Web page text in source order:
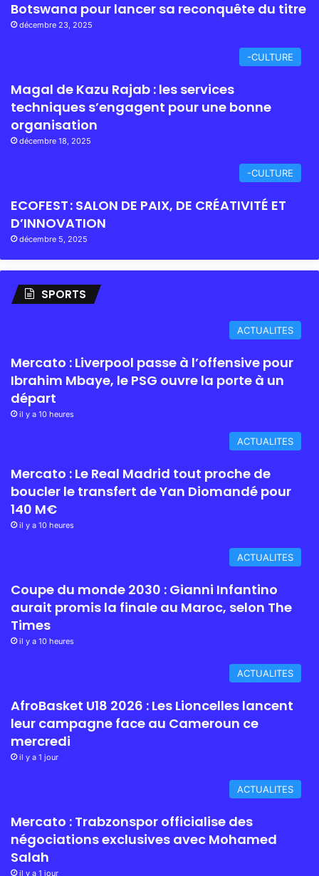
Botswana pour lancer sa reconquête du titre
décembre 23, 2025
-CULTURE
Magal de Kazu Rajab : les services
techniques s’engagent pour une bonne
organisation
décembre 18, 2025
-CULTURE
ECOFEST : SALON DE PAIX, DE CRÉATIVITÉ ET
D’INNOVATION
décembre 5, 2025
SPORTS
ACTUALITES
Mercato : Liverpool passe à l’offensive pour
Ibrahim Mbaye, le PSG ouvre la porte à un
départ
il y a 10 heures
ACTUALITES
Mercato : Le Real Madrid tout proche de
boucler le transfert de Yan Diomandé pour
140 M€
il y a 10 heures
ACTUALITES
Coupe du monde 2030 : Gianni Infantino
aurait promis la finale au Maroc, selon The
Times
il y a 10 heures
ACTUALITES
AfroBasket U18 2026 : Les Lioncelles lancent
leur campagne face au Cameroun ce
mercredi
il y a 1 jour
ACTUALITES
Mercato : Trabzonspor officialise des
négociations exclusives avec Mohamed
Salah
il y a 1 jour